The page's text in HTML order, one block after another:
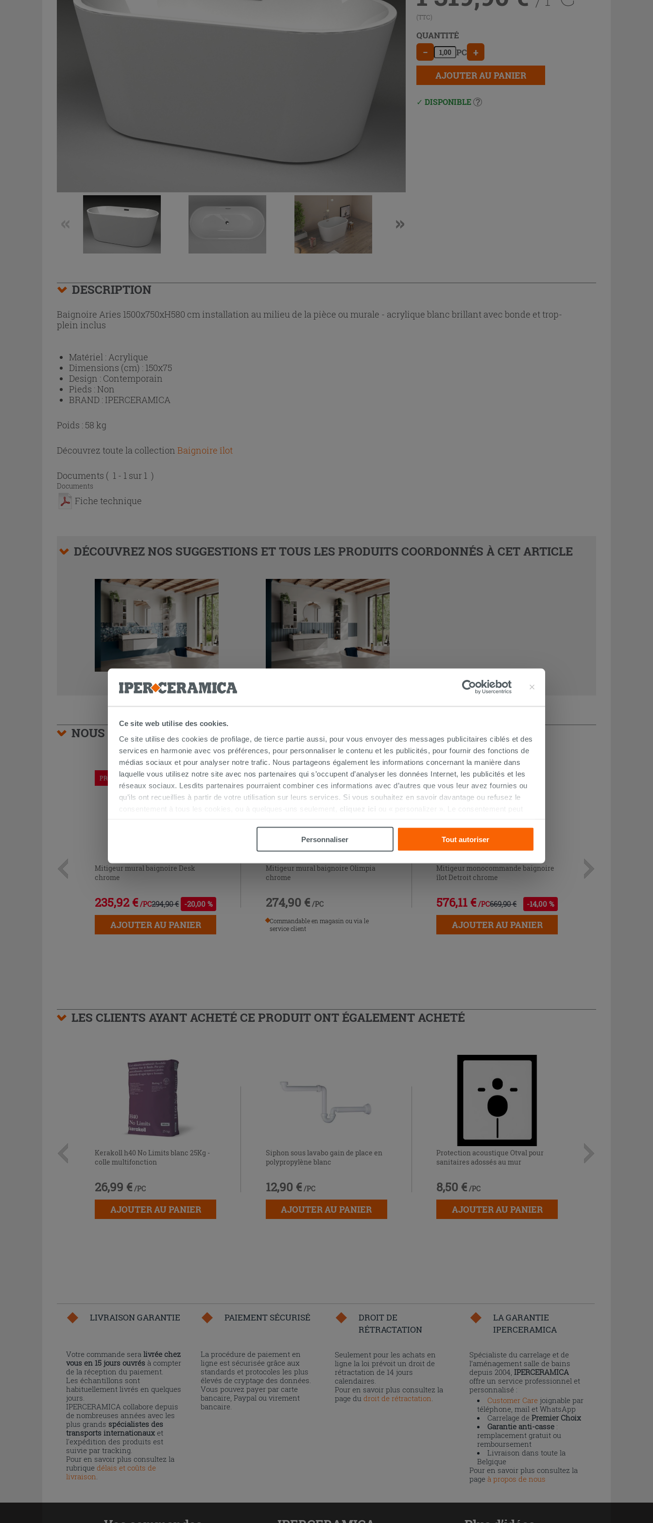
Ce site web utilise des cookies.
Ce site utilise des cookies de profilage, de tierce partie aussi, pour vous envoyer des messages publicitaires ciblés et des
services en harmonie avec vos préférences, pour personnaliser le contenu et les publicités, pour fournir des fonctions de
médias sociaux et pour analyser notre trafic. Nous partageons également les informations concernant la manière dans
laquelle vous utilisez notre site avec nos partenaires qui s’occupent d’analyser les données Internet, les publicités et les
réseaux sociaux. Lesdits partenaires pourraient combiner ces informations avec d’autres que vous leur avez fournies ou
qu’ils ont recueillies à partir de votre utilisation sur leurs services. Si vous souhaitez en savoir davantage ou refusez le
consentement à tous les cookies, ou à quelques-uns seulement,
cliquez ici ou « personalizer ». Le consentement peut
Personnaliser
Tout autoriser
(TTC)
QUANTITÉ
− PC +
AJOUTER AU PANIER
DISPONIBLE
DESCRIPTION
Baignoire Aries 1500x750xH580 cm installation au milieu de la pièce ou murale - acrylique blanc brillant avec bonde et trop-
plein inclus
Matériel :Acrylique
Dimensions (cm) : 150x75
Design : Contemporain
Pieds :Non
BRAND : IPERCERAMICA
Poids : 58 kg
Découvrez toute la collection Baignoire îlot
Documents ( 1 - 1 sur 1 )
Documents
Fiche technique
DÉCOUVREZ NOS SUGGESTIONS ET TOUS LES PRODUITS COORDONNÉS À CET ARTICLE
NOUS VOUS CONSEILLONS AUSSI…
PROMO
Mitigeur mural baignoire Desk
chrome
235,92 € /PC294,90 € -20,00 %
AJOUTER AU PANIER
Mitigeur mural baignoire Olimpia
chrome
274,90 € /PC
Commandable en magasin ou via le
service client
PROMO
Mitigeur monocommande baignoire
îlot Detroit chrome
576,11 € /PC669,90 € -14,00 %
AJOUTER AU PANIER
LES CLIENTS AYANT ACHETÉ CE PRODUIT ONT ÉGALEMENT ACHETÉ
Kerakoll h40 No Limits blanc 25Kg -
colle multifonction
26,99 € /PC
AJOUTER AU PANIER
Siphon sous lavabo gain de place en
polypropylène blanc
12,90 € /PC
AJOUTER AU PANIER
Protection acoustique Otval pour
sanitaires adossés au mur
8,50 € /PC
AJOUTER AU PANIER
LIVRAISON GARANTIE
Votre commande sera livrée chez
vous en 15 jours ouvrés à compter
de la réception du paiement.
Les échantillons sont
habituellement livrés en quelques
jours.
IPERCERAMICA collabore depuis
de nombreuses années avec les
plus grands spécialistes des
transports internationaux et
l'expédition des produits est
suivie par tracking.
Pour en savoir plus consultez la
rubrique délais et coûts de
livraison.
PAIEMENT SÉCURISÉ
La procédure de paiement en
ligne est sécurisée grâce aux
standards et protocoles les plus
élevés de cryptage des données.
Vous pouvez payer par carte
bancaire, Paypal ou virement
bancaire.
DROIT DE
RÉTRACTATION
Seulement pour les achats en
ligne la loi prévoit un droit de
rétractation de 14 jours
calendaires.
Pour en savoir plus consultez la
page dudroit de rétractation.
LA GARANTIE
IPERCERAMICA
Spécialiste du carrelage et de
l’aménagement salle de bains
depuis 2004, IPERCERAMICA
offre un service professionnel et
personnalisé :
Customer Carejoignable par
téléphone, mail et WhatsApp
Carrelage de Premier Choix
Garantie anti-casse:
remplacement gratuit ou
remboursement
Livraison dans toute la
Belgique
Pour en savoir plus consultez la
page à propos de nous